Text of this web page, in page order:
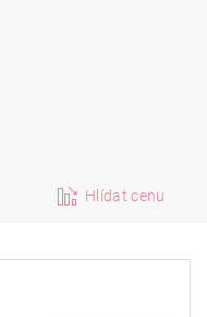
Hlídat cenu